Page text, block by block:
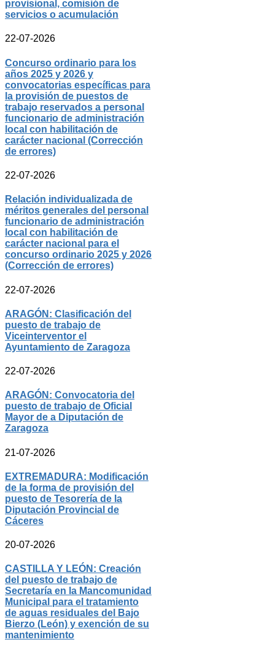
provisional, comisión de
servicios o acumulación
22-07-2026
Concurso ordinario para los
años 2025 y 2026 y
convocatorias específicas para
la provisión de puestos de
trabajo reservados a personal
funcionario de administración
local con habilitación de
carácter nacional (Corrección
de errores)
22-07-2026
Relación individualizada de
méritos generales del personal
funcionario de administración
local con habilitación de
carácter nacional para el
concurso ordinario 2025 y 2026
(Corrección de errores)
22-07-2026
ARAGÓN: Clasificación del
puesto de trabajo de
Viceinterventor el
Ayuntamiento de Zaragoza
22-07-2026
ARAGÓN: Convocatoria del
puesto de trabajo de Oficial
Mayor de a Diputación de
Zaragoza
21-07-2026
EXTREMADURA: Modificación
de la forma de provisión del
puesto de Tesorería de la
Diputación Provincial de
Cáceres
20-07-2026
CASTILLA Y LEÓN: Creación
del puesto de trabajo de
Secretaría en la Mancomunidad
Municipal para el tratamiento
de aguas residuales del Bajo
Bierzo (León) y exención de su
mantenimiento